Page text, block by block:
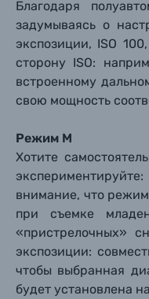
Объективы
Вспышки
Электроника
Благодаря
задумываясь о
экспозиции, ISO
сторону ISO:
встроенному
свою мощность
Режим М
Хотите
внимание, что
при съемке
«пристрелочных»
экспозиции:
чтобы выбранная
будет установлена